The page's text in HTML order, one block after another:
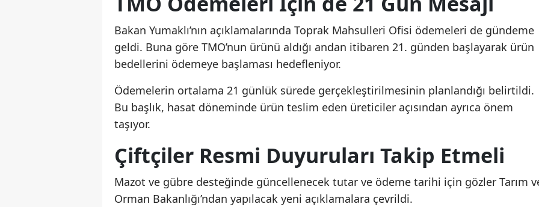
Bakan Yumaklı’nın açıklamalarında Toprak Mahsulleri Ofisi ödemeleri de gündeme
geldi. Buna göre TMO’nun ürünü aldığı andan itibaren 21. günden başlayarak ürün
bedellerini ödemeye başlaması hedefleniyor.
Ödemelerin ortalama 21 günlük sürede gerçekleştirilmesinin planlandığı belirtildi.
Bu başlık, hasat döneminde ürün teslim eden üreticiler açısından ayrıca önem
taşıyor.
Çiftçiler Resmi Duyuruları Takip Etmeli
Mazot ve gübre desteğinde güncellenecek tutar ve ödeme tarihi için gözler Tarım
Orman Bakanlığı’ndan yapılacak yeni açıklamalara çevrildi.